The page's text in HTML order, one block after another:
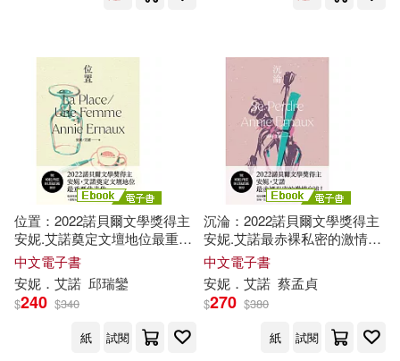
位置：2022諾貝爾文學獎得主
安妮.艾諾奠定文壇地位最重要
的代表作，收錄榮獲法國三大
文學獎「荷諾多獎」的《位
置》+凝視女性生命的《一個女
人》 (電子書)
中文電子書
安妮．艾諾 邱瑞鑾
$240 $340
紙
試閱
沉淪：2022諾貝爾文學獎得主
安妮.艾諾最赤裸私密的激情自
述! (電子書)
中文電子書
安妮．艾諾 蔡孟貞
$270 $380
紙
試閱